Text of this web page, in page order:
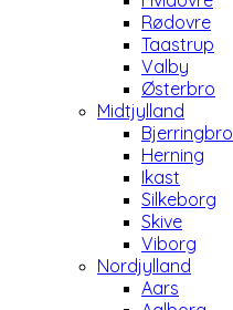
Rødovre
Taastrup
Valby
Østerbro
Midtjylland
Bjerringbro
Herning
Ikast
Silkeborg
Skive
Viborg
Nordjylland
Aars